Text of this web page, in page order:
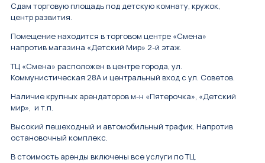
Сдам торговую площадь под детскую комнату, кружок,
центр развития.
Помещение находится в торговом центре «Смена»
напротив магазина «Детский Мир» 2-й этаж.
ТЦ «Смена» расположен в центре города, ул.
Коммунистическая 28А и центральный вход с ул. Советов.
Наличие крупных арендаторов м-н «Пятерочка», «Детский
мир», и т.п.
Высокий пешеходный и автомобильный трафик. Напротив
остановочный комплекс.
В стоимость аренды включены все услуги по ТЦ.